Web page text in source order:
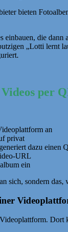
bieten
die
„Lotti lernt
per
an
privat
dazu einen
URL
ein
sich, sondern
Dort